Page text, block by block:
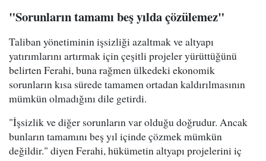
"Sorunların tamamı beş yılda çözülemez"
Taliban yönetiminin işsizliği azaltmak ve altyapı
yatırımlarını artırmak için çeşitli projeler yürüttüğünü
belirten Ferahi, buna rağmen ülkedeki ekonomik
sorunların kısa sürede tamamen ortadan kaldırılmasının
mümkün olmadığını dile getirdi.
"İşsizlik ve diğer sorunların var olduğu doğrudur. Ancak
bunların tamamını beş yıl içinde çözmek mümkün
değildir." diyen Ferahi, hükümetin altyapı projelerini iç